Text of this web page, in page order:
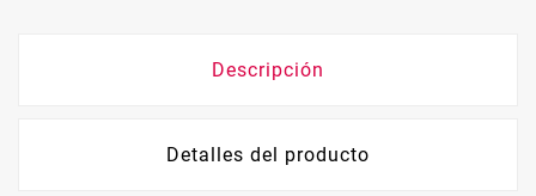
Descripción
Detalles del producto